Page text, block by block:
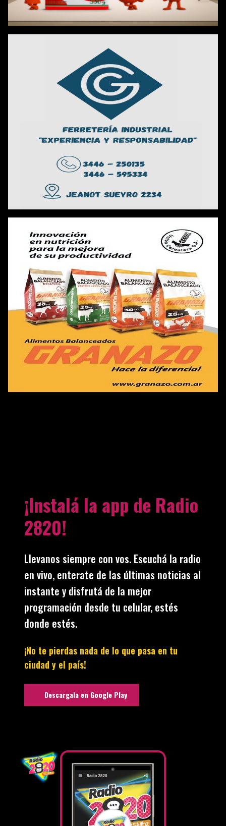
¡Instalá la app de Radio
2820!
Llevanos siempre con vos. Escuchá la radio
en vivo, enterate de las últimas noticias al
instante y disfrutá de la mejor
programación desde tu celular, estés
donde estés.
¡No te pierdas nada de lo que pasa en tu
ciudad y el país!
Descargala en Google Play